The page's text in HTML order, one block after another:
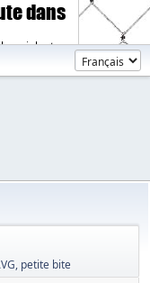
dans
violents.
petite bite